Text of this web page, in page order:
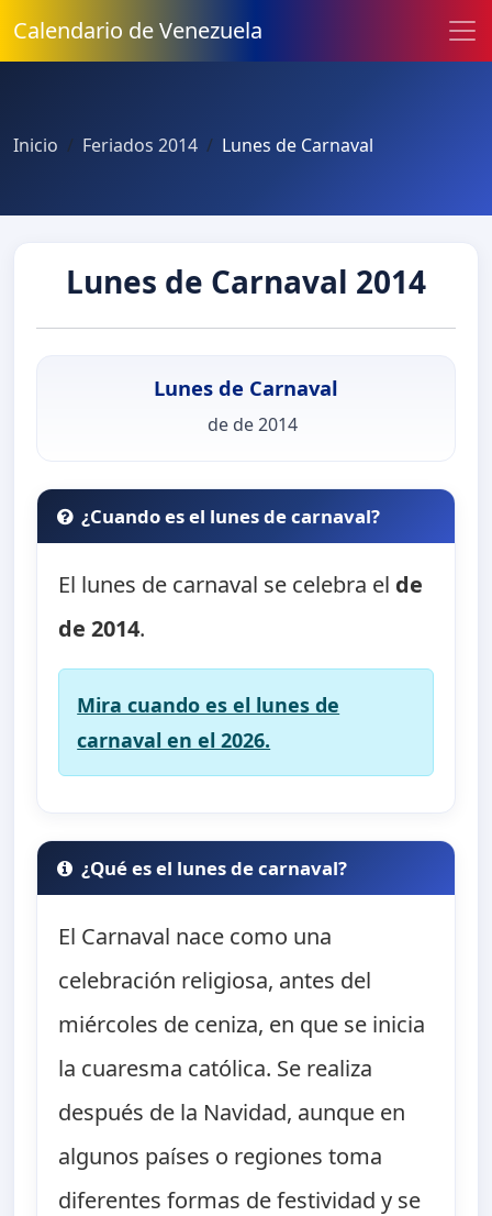
Calendario de Venezuela
Inicio Feriados 2014 Lunes de Carnaval
Lunes de Carnaval 2014
Lunes de Carnaval
de de 2014
¿Cuando es el lunes de carnaval?
El lunes de carnaval se celebra el de
de 2014.
Mira cuando es el lunes de
carnaval en el 2026.
¿Qué es el lunes de carnaval?
El Carnaval nace como una
celebración religiosa, antes del
miércoles de ceniza, en que se inicia
la cuaresma católica. Se realiza
después de la Navidad, aunque en
algunos países o regiones toma
diferentes formas de festividad y se